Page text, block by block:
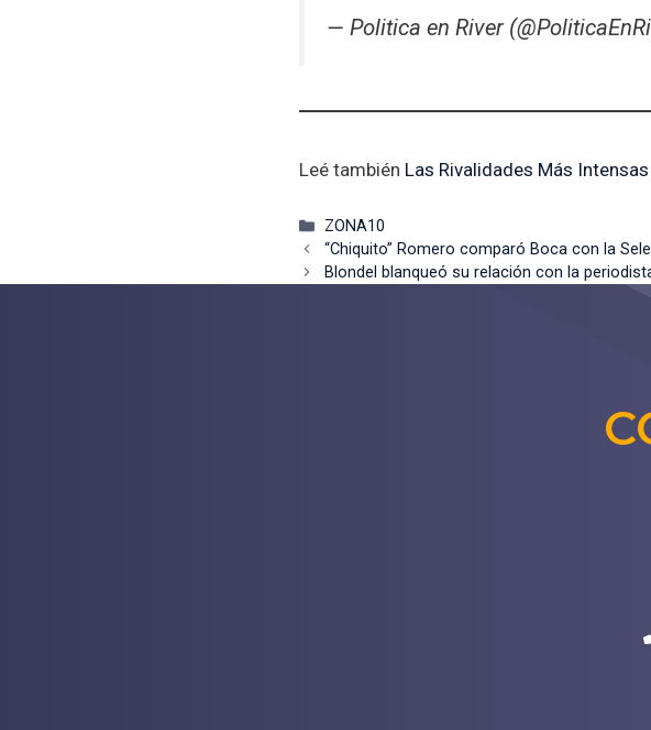
— Politica en River
Leé también Las Rivalidades Más
Categorías
ZONA10
“Chiquito” Romero comparó Boca con la
Blondel blanqueó su relación con la